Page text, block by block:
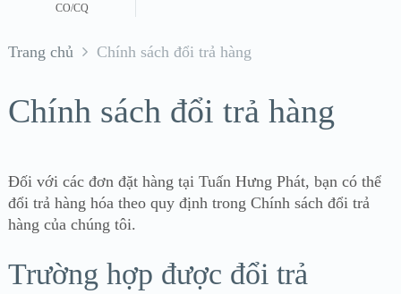
CO/CQ
Trang chủ Chính sách đổi trả hàng
Chính sách đổi trả hàng
Đối với các đơn đặt hàng tại Tuấn Hưng Phát, bạn có thể
đổi trả hàng hóa theo quy định trong Chính sách đổi trả
hàng của chúng tôi.
Trường hợp được đổi trả